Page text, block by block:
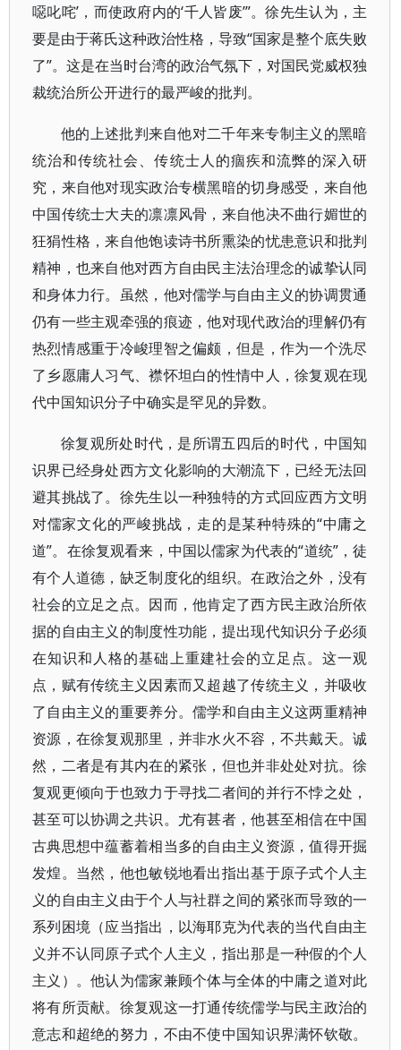
噁叱咤’，而使政府内的‘千人皆废’”。徐先生认为，主
要是由于蒋氏这种政治性格，导致“国家是整个底失败
了”。这是在当时台湾的政治气氛下，对国民党威权独
裁统治所公开进行的最严峻的批判。
他的上述批判来自他对二千年来专制主义的黑暗
统治和传统社会、传统士人的痼疾和流弊的深入研
究，来自他对现实政治专横黑暗的切身感受，来自他
中国传统士大夫的凛凛风骨，来自他决不曲行媚世的
狂狷性格，来自他饱读诗书所熏染的忧患意识和批判
精神，也来自他对西方自由民主法治理念的诚挚认同
和身体力行。虽然，他对儒学与自由主义的协调贯通
仍有一些主观牵强的痕迹，他对现代政治的理解仍有
热烈情感重于冷峻理智之偏颇，但是，作为一个洗尽
了乡愿庸人习气、襟怀坦白的性情中人，徐复观在现
代中国知识分子中确实是罕见的异数。
徐复观所处时代，是所谓五四后的时代，中国知
识界已经身处西方文化影响的大潮流下，已经无法回
避其挑战了。徐先生以一种独特的方式回应西方文明
对儒家文化的严峻挑战，走的是某种特殊的“中庸之
道”。在徐复观看来，中国以儒家为代表的“道统”，徒
有个人道德，缺乏制度化的组织。在政治之外，没有
社会的立足之点。因而，他肯定了西方民主政治所依
据的自由主义的制度性功能，提出现代知识分子必须
在知识和人格的基础上重建社会的立足点。这一观
点，赋有传统主义因素而又超越了传统主义，并吸收
了自由主义的重要养分。儒学和自由主义这两重精神
资源，在徐复观那里，并非水火不容，不共戴天。诚
然，二者是有其内在的紧张，但也并非处处对抗。徐
复观更倾向于也致力于寻找二者间的并行不悖之处，
甚至可以协调之共识。尤有甚者，他甚至相信在中国
古典思想中蕴蓄着相当多的自由主义资源，值得开掘
发煌。当然，他也敏锐地看出指出基于原子式个人主
义的自由主义由于个人与社群之间的紧张而导致的一
系列困境（应当指出，以海耶克为代表的当代自由主
义并不认同原子式个人主义，指出那是一种假的个人
主义）。他认为儒家兼顾个体与全体的中庸之道对此
将有所贡献。徐复观这一打通传统儒学与民主政治的
意志和超绝的努力，不由不使中国知识界满怀钦敬。